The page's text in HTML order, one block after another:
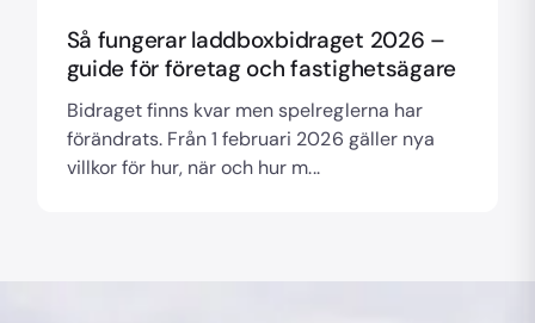
Så fungerar laddboxbidraget 2026 –
guide för företag och fastighetsägare
Bidraget finns kvar men spelreglerna har
förändrats. Från 1 februari 2026 gäller nya
villkor för hur, när och hur m...